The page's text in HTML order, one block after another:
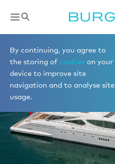
By continuing, you agree to
the storing of cookies on your
device to improve site
navigation and to analyse site
usage.
Vidéos de superyachts